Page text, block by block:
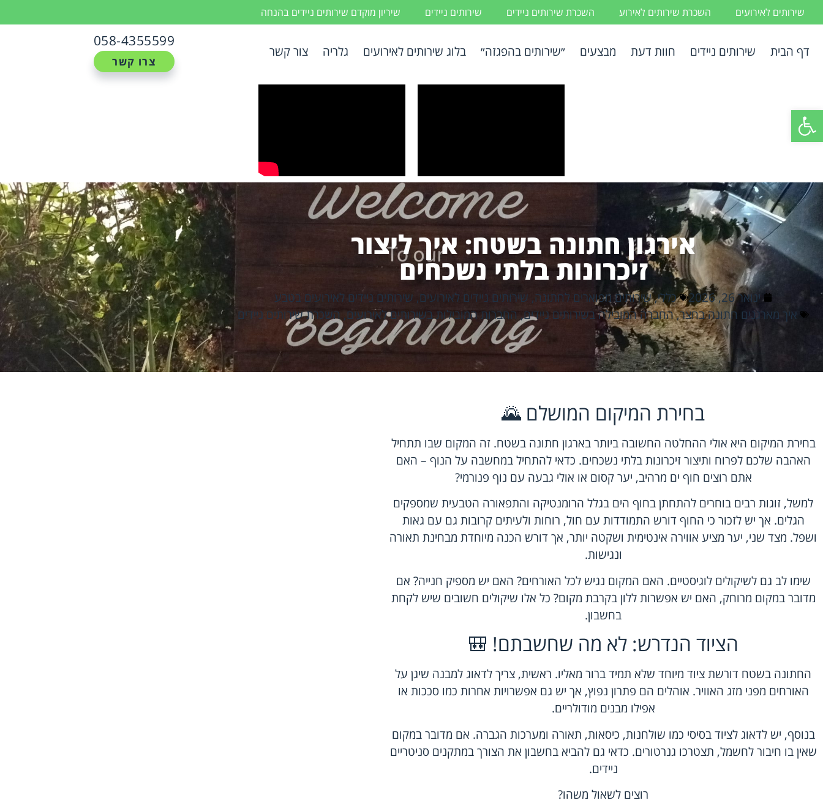
פתח סרגל נגישות
שירותים לאירועים השכרת שירותים לאירוע השכרת שירותים ניידים שירותים ניידים שיריון מוקדם שירותים ניידים בהנחה
דף הבית שירותים ניידים חוות דעת מבצעים ״שירותים בהפגזה״ בלוג שירותים לאירועים גלריה צור קשר
058-4355599
צרו קשר
אירגון חתונה בשטח: איך ליצור
זיכרונות בלתי נשכחים
ינואר 26, 2026 כללי,שירותים מפוארים לחתונה, שירותים ניידים לאירועים, שירותים ניידים לאירועים בטבע
איך מארגנים חתונה בחצר,החברה המובילה בשירותים ניידים, החברות המובילות בשירותים לאירועים, השכרת שירותים ניידים
בחירת המיקום המושלם 🌄
בחירת המיקום היא אולי ההחלטה החשובה ביותר בארגון חתונה בשטח. זה המקום שבו תתחיל
האהבה שלכם לפרוח ותיצור זיכרונות בלתי נשכחים. כדאי להתחיל במחשבה על הנוף – האם
אתם רוצים חוף ים מרהיב, יער קסום או אולי גבעה עם נוף פנורמי?
למשל, זוגות רבים בוחרים להתחתן בחוף הים בגלל הרומנטיקה והתפאורה הטבעית שמספקים
הגלים. אך יש לזכור כי החוף דורש התמודדות עם חול, רוחות ולעיתים קרובות גם עם גאות
ושפל. מצד שני, יער מציע אווירה אינטימית ושקטה יותר, אך דורש הכנה מיוחדת מבחינת תאורה
ונגישות.
שימו לב גם לשיקולים לוגיסטיים. האם המקום נגיש לכל האורחים? האם יש מספיק חנייה? אם
מדובר במקום מרוחק, האם יש אפשרות ללון בקרבת מקום? כל אלו שיקולים חשובים שיש לקחת
בחשבון.
הציוד הנדרש: לא מה שחשבתם! 🎒
החתונה בשטח דורשת ציוד מיוחד שלא תמיד ברור מאליו. ראשית, צריך לדאוג למבנה שיגן על
האורחים מפני מזג האוויר. אוהלים הם פתרון נפוץ, אך יש גם אפשרויות אחרות כמו סככות או
אפילו מבנים מודולריים.
בנוסף, יש לדאוג לציוד בסיסי כמו שולחנות, כיסאות, תאורה ומערכות הגברה. אם מדובר במקום
שאין בו חיבור לחשמל, תצטרכו גנרטורים. כדאי גם להביא בחשבון את הצורך במתקנים סניטריים
ניידים.
רוצים לשאול משהו?